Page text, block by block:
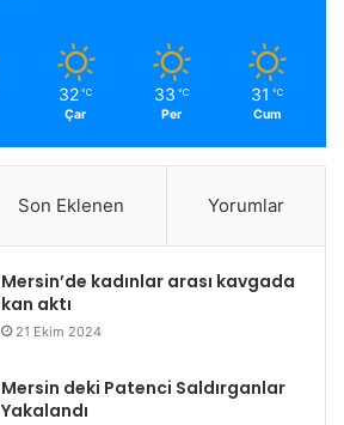
32 ℃
Çar
33 ℃
Per
31 ℃
Cum
Son Eklenen Yorumlar
Mersin’de kadınlar arası kavgada
kan aktı
21 Ekim 2024
Mersin deki Patenci Saldırganlar
Yakalandı